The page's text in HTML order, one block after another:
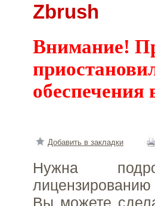
Zbrush
Внимание!
обеспечения
Добавить в закладки
Нужна
лицензированию